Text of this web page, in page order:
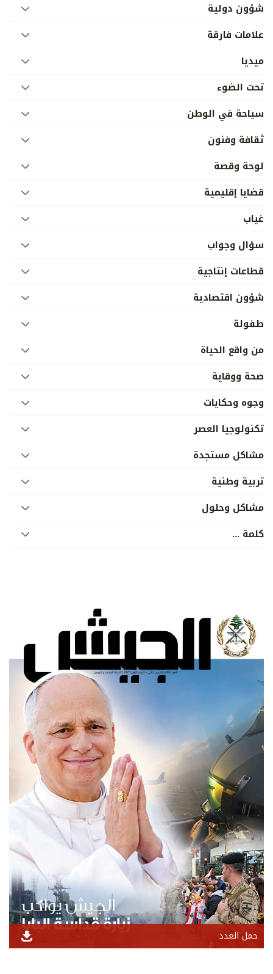
شؤون دولية
علامات فارقة
ميديا
تحت الضوء
سياحة في الوطن
ثقافة وفنون
لوحة وقصة
قضايا إقليمية
غياب
سؤال وجواب
قطاعات إنتاجية
شؤون اقتصادية
طفولة
من واقع الحياة
صحة ووقاية
وجوه وحكايات
تكنولوجيا العصر
مشاكل مستجدة
تربية وطنية
مشاكل وحلول
كلمة ...
حمل العدد